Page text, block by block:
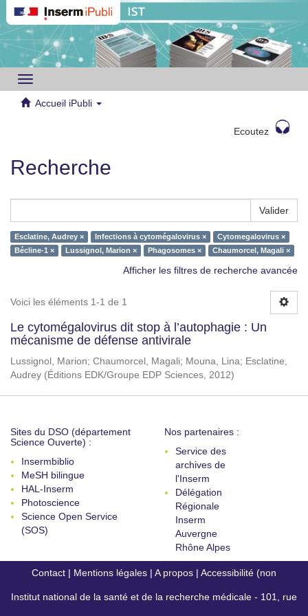
Toggle
navigation
Accueil iPubli
Ecoutez
Recherche
Valider
Esclatine, Audrey × Infections à cytomégalovirus ×
Cytomegalovirus ×
Bécline-1 ×
Lussignol, Marion × Phagosomes × Chaumorcel, Magali ×
Afficher les filtres de recherche avancée
Voici les éléments 1-1 de 1
Le cytomégalovirus dit stop à l’autophagie : Un
mécanisme de défense antivirale
Lussignol, Marion; Chaumorcel, Magali; Mouna, Lina; Esclatine,
Audrey (Éditions EDK/Groupe EDP Sciences, 2012)
Sites du DSO (département
Science Ouverte) :
Insermbiblio
MeSH bilingue
HAL-Inserm
Photoscience
Science Open Service
(SOS)
Nos partenaires :
Service des
archives de
l'Inserm
Délégation
Régionale
Inserm
Auvergne
Rhône Alpes
Contact | Mentions légales | A propos | Accessibilité (non
conforme)
Institut national de la santé et de la recherche médicale - 101, rue